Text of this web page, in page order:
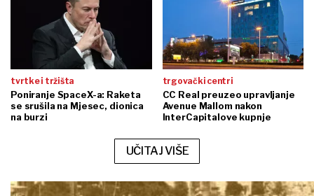
tvrtke i tržišta
Poniranje SpaceX-a: Raketa
se srušila na Mjesec, dionica
na burzi
trgovački centri
CC Real preuzeo upravljanje
Avenue Mallom nakon
InterCapitalove kupnje
UČITAJ VIŠE